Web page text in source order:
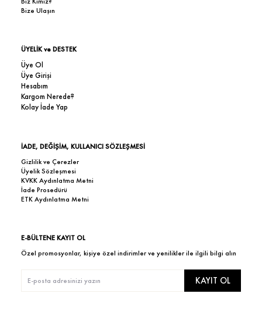
Bize Ulaşın
ÜYELİK ve DESTEK
Üye Ol
Üye Girişi
Hesabım
Kargom Nerede?
Kolay İade Yap
İADE, DEĞİŞİM, KULLANICI SÖZLEŞMESİ
Gizlilik ve Çerezler
Üyelik Sözleşmesi
KVKK Aydınlatma Metni
İade Prosedürü
ETK Aydınlatma Metni
E-BÜLTENE KAYIT OL
Özel promosyonlar, kişiye özel indirimler ve yenilikler ile ilgili bilgi alın
KAYIT OL